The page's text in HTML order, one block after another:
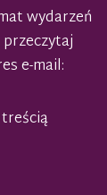
wydarzeń
przeczytaj
e-mail:
treścią